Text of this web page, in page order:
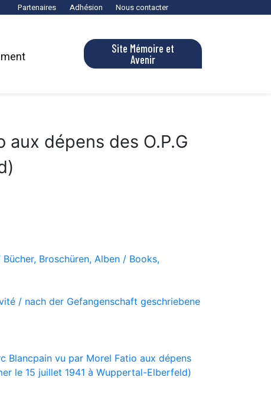
Partenaires Adhésion Nous contacter
Site Mémoire et
Avenir
dépens des O.P.G
Broschüren, Alben / Books,
/ nach der Gefangenschaft geschriebene
Blancpain vu par Morel Fatio aux dépens
le 15 juillet 1941 à Wuppertal-Elberfeld)